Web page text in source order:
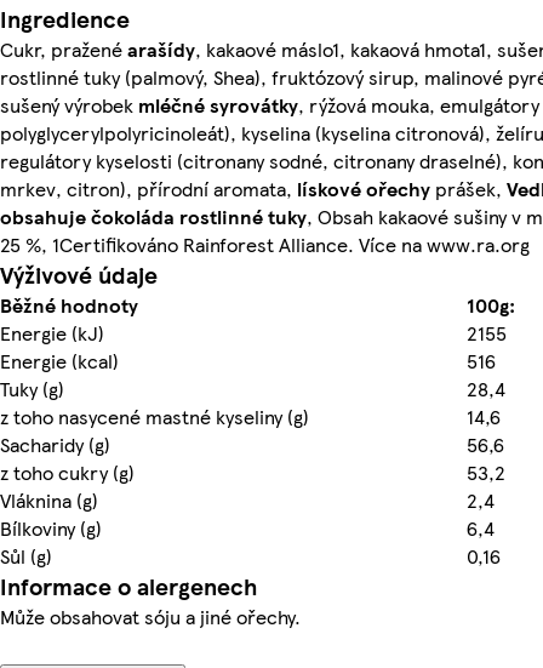
Ingredience
Cukr, praženéarašídy, kakaové máslo1, kakaová hmota1,
rostlinné tuky (palmový, Shea), fruktózový sirup, malinové
sušený výrobek mléčnésyrovátky, rýžová mouka,
polyglycerylpolyricinoleát), kyselina (kyselina citronová),
regulátory kyselosti (citronany sodné, citronany draselné),
mrkev, citron), přírodní aromata, lískové ořechy prášek,
obsahuje čokoláda rostlinné tuky, Obsah kakaové sušiny v
25 %, 1Certifikováno Rainforest Alliance. Více na www.ra.org
Výživové údaje
Běžné hodnoty
100g:
Energie (kJ)
2155
Energie (kcal)
516
Tuky (g)
28,4
z toho nasycené mastné kyseliny (g)
14,6
Sacharidy (g)
56,6
z toho cukry (g)
53,2
Vláknina (g)
2,4
Bílkoviny (g)
6,4
Sůl (g)
0,16
Informace o alergenech
Může obsahovat sóju a jiné ořechy.